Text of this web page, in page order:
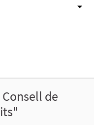
de